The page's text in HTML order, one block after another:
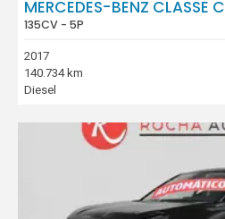
MERCEDES-BENZ CLASSE C
135CV - 5P
2017
140.734 km
Diesel